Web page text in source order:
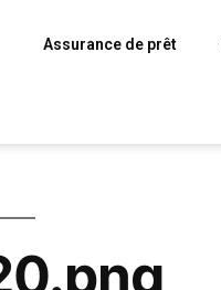
Assurance de prêt